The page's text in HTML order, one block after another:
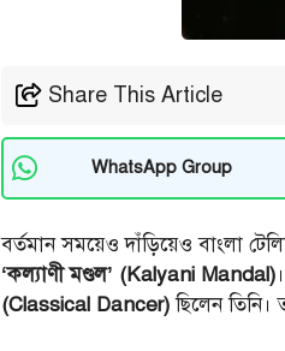
Share This Article
WhatsApp Group
বর্তমান সময়েও দাঁড়িয়েও বাংলা
‘কল্যাণী মণ্ডল’ (Kalyani Mandal)
(Classical Dancer)ছিলেন